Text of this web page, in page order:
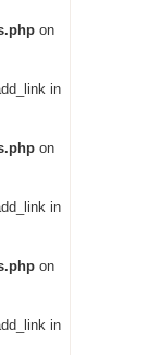
on
in
on
in
on
in